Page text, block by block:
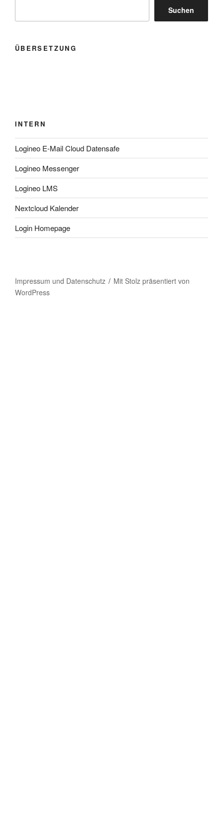
Suchen
ÜBERSETZUNG
INTERN
Logineo E-Mail Cloud Datensafe
Logineo Messenger
Logineo LMS
Nextcloud Kalender
Login Homepage
Impressum und Datenschutz
Mit Stolz präsentiert von
WordPress